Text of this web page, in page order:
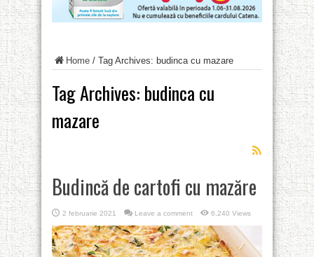
Home / Tag Archives: budinca cu mazare
Tag Archives: budinca cu
mazare
Budincă de cartofi cu mazăre
2 februarie 2021 Leave a comment 6,240 Views